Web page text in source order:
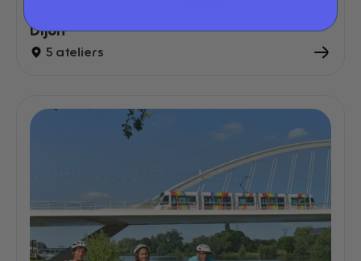
Dijon
5 ateliers